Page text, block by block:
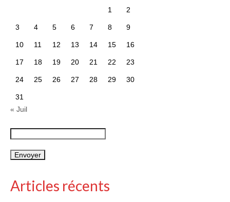
1 2
3 4 5 6 7 8 9
10 11 12 13 14 15 16
17 18 19 20 21 22 23
24 25 26 27 28 29 30
31
« Juil
Articles récents